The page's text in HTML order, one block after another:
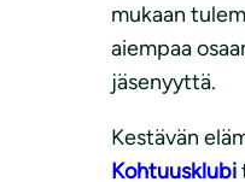
mukaan
aiempaa
jäsenyyttä.
Kestävän
Kohtuusklubi